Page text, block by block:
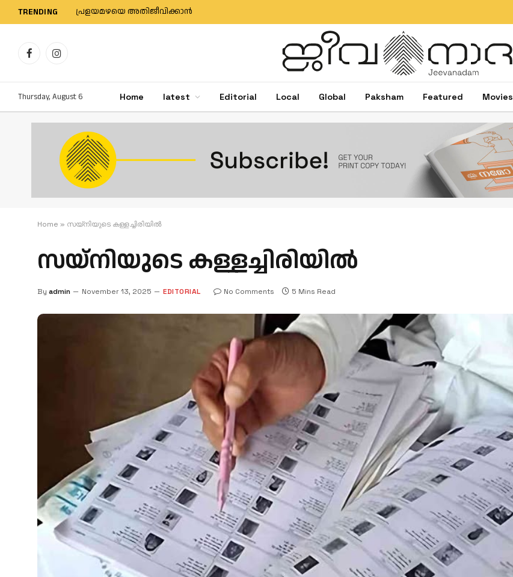
TRENDING തീരജ്വാലയുടെ നിവേദനം സ്വീകരിച്ച് മന്ത്രി ഷിബു ബേബി ജോൺ
FacebookInstagram
Thursday, August 6 Home latest Editorial Local Global Paksham Featured Movies
Home » സയ്നിയുടെ കള്ളച്ചിരിയില്‍
സയ്നിയുടെ കള്ളച്ചിരിയില്‍
By admin November 13, 2025 EDITORIAL No Comments 5 Mins Read